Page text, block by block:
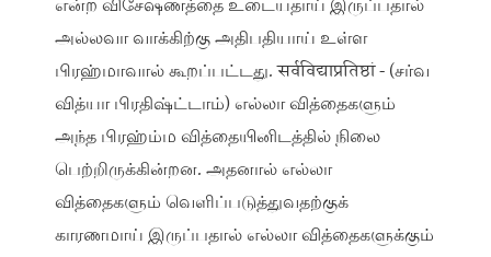
என்ற விசேஷணத்தை உடையதாய் இருப்பதால்
அல்லவா வாக்கிற்கு அதிபதியாய் உள்ள
பிரஹ்மாவால் கூறப்பட்டது. सर्वविद्याप्रतिष्ठां - (சர்வ
வித்யா பிரதிஷ்ட்டாம்) எல்லா வித்தைகளும்
அந்த பிரஹ்ம்ம வித்தையினிடத்தில் நிலை
பெற்றிருக்கின்றன. அதனால் எல்லா
வித்தைகளும் வெளிப்படுத்துவதற்குக்
காரணமாய் இருப்பதால் எல்லா வித்தைகளுக்கும்